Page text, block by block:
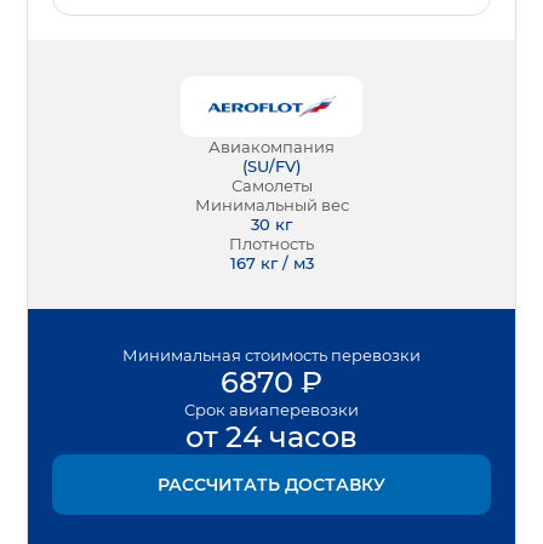
Авиакомпания
(SU/FV)
Самолеты
Минимальный вес
30 кг
Плотность
167 кг / м3
Минимальная стоимость перевозки
6870 ₽
Срок авиаперевозки
от 24 часов
РАССЧИТАТЬ ДОСТАВКУ